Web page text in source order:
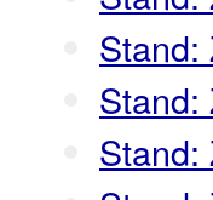
Stand:
Stand:
Stand: